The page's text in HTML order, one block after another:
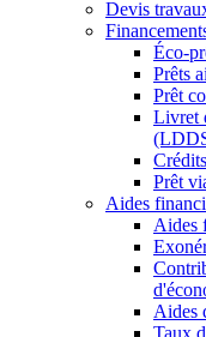
Devis
Éco-
Prêts
Prêt
Livret
Prêt
Aides
Aides
Aides
Taux